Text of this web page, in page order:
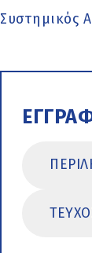
Συστημικός